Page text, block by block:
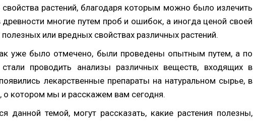
растений, благодаря которым можно было излечить
древности многие путем проб и ошибок, а иногда ценой своей
или вредных свойствах различных растений.
уже было отмечено, были проведены опытным путем, а по
проводить анализы различных веществ, входящих в
лекарственные препараты на натуральном сырье, в
о котором мы и расскажем вам сегодня.
данной темой, могут рассказать, какие растения полезны,